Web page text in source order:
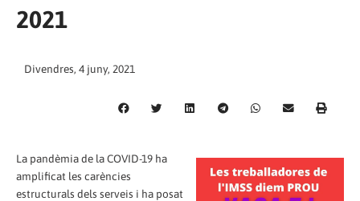
2021
Divendres, 4 juny, 2021
La pandèmia de la COVID-19 ha
amplificat les carències
estructurals dels serveis i ha posat